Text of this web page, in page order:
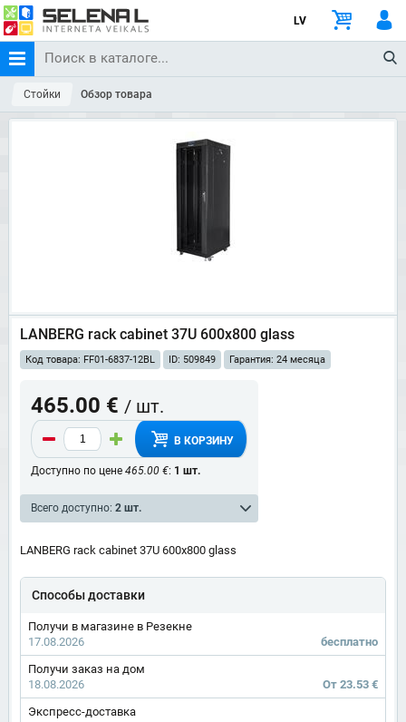
LV
Стойки Обзор товара
LANBERG rack cabinet 37U 600x800 glass
Код товара: FF01-6837-12BL ID: 509849 Гарантия: 24 месяца
465.00 € / шт.
В КОРЗИНУ
Доступно по цене 465.00 €: 1 шт.
Всего доступно: 2 шт.
LANBERG rack cabinet 37U 600x800 glass
Способы доставки
Получи в магазине в Резекне
17.08.2026
бесплатно
Получи заказ на дом
18.08.2026
От 23.53 €
Экспресс-доставка